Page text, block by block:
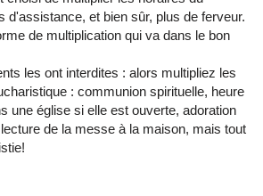
d'assistance, et bien sûr, plus de ferveur.
de multiplication qui va dans le bon
les ont interdites : alors multipliez les
: communion spirituelle, heure
une église si elle est ouverte, adoration
de la messe à la maison, mais tout